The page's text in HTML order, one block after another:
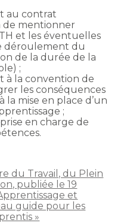
au contrat
de mentionner
et les éventuelles
déroulement du
de la durée de la
;
à la convention de
les conséquences
la mise en place d’un
;
en charge de
du Travail, du Plein
publiée le 19
et
guide pour les
»